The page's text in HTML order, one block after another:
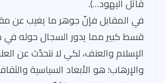
قاتل اليهود…).
في المقابل فإنّ جوهر ما يغيب عن
قسط كبير مما يدور السجال حوله في
الإسلام والعنف، لكي لا نتحدّث عن
والإرهاب؛ هو الأبعاد السياسية